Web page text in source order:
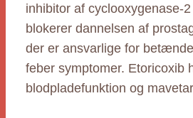
inhibitor af cyclooxygenase-
blokerer dannelsen af
der er ansvarlige for
feber symptomer. Etoricoxib
blodpladefunktion og